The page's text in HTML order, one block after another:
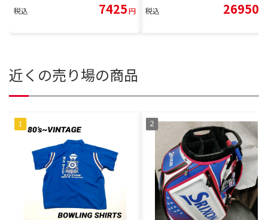
税込 7425円 税込 26950
近くの売り場の商品